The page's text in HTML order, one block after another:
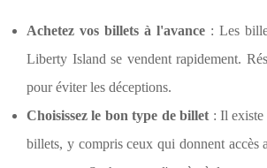
Achetez vos billets à l'avance: Les
Liberty Island se vendent rapidement.
pour éviter les déceptions.
Choisissez le bon type de billet : Il existe
billets, y compris ceux qui donnent accès